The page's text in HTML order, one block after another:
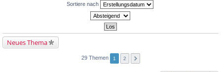
Sortiere nach
Neues Thema
29 Themen 1 2